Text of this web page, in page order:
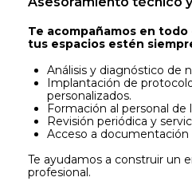
Te acompañamos en
tus espacios estén
Análisis y diagnóstico de
Implantación de
personalizados.
Formación al personal de
Revisión periódica y
Acceso a documentación
Te ayudamos a construir un
profesional.